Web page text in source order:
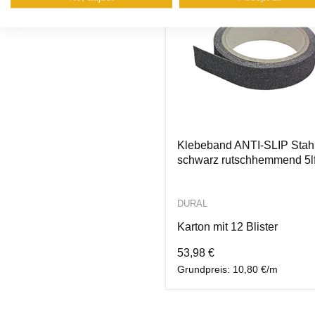
Klebeband ANTI-SLIP Stahl
schwarz rutschhemmend
DURAL
Karton mit 12 Blister
53,98 €
Grundpreis: 10,80 €/m